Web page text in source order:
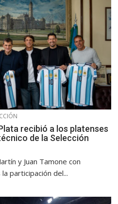
recibió a los platenses
de la Selección
y Juan Tamone con
participación del...